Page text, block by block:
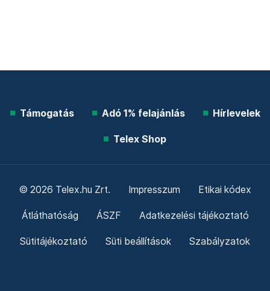
Támogatás Adó 1% felajánlás Hírlevelek
Telex Shop
© 2026 Telex.hu Zrt. Impresszum Etikai kódex
Átláthatóság ÁSZF Adatkezelési tájékoztató
Sütitájékoztató Süti beállítások Szabályzatok